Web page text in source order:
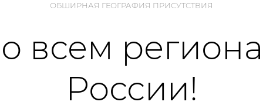
ОБШИРНАЯ ГЕОГРАФИЯ ПРИСУТСТВИЯ
всем
России!